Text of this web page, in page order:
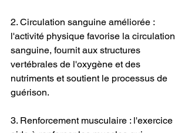
2. Circulation sanguine améliorée :
l'activité physique favorise la circulation
sanguine, fournit aux structures
vertébrales de l'oxygène et des
nutriments et soutient le processus de
guérison.
3. Renforcement musculaire : l'exercice